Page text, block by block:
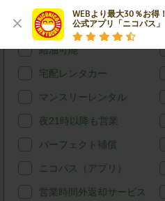
WEBより最大30％お得！
公式アプリ「ニコパス」
カード決済
給油可能
宅配レンタカー
マンスリーレンタル
夜21時以降も営業
パーフェクト補償
ニコパス（アプリ）
営業時間外返却サービス